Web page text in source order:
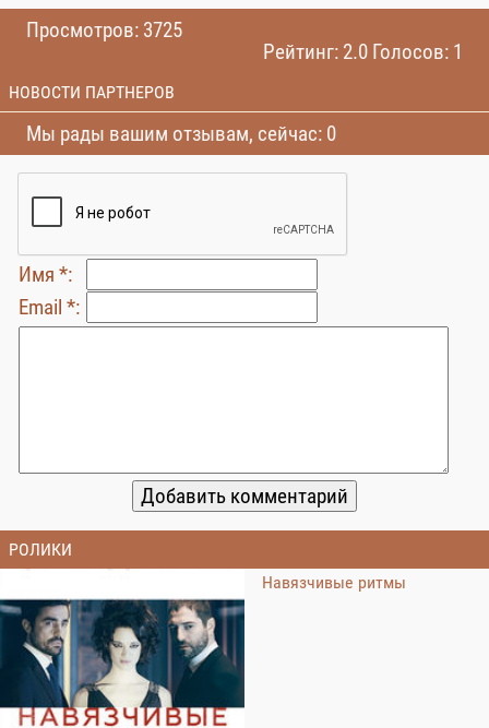
Просмотров: 3725
Рейтинг: 2.0 Голосов: 1
НОВОСТИ ПАРТНЕРОВ
Мы рады вашим отзывам, сейчас: 0
Имя *:
Email *:
РОЛИКИ
Навязчивые ритмы